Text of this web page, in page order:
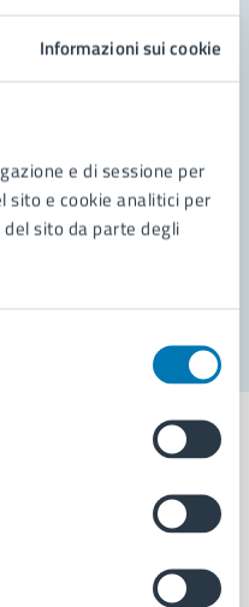
Informazioni sui cookie
e di sessione per
e cookie analitici per
sito da parte degli